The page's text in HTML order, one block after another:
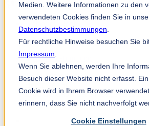
Medien. Weitere Informationen zu den
verwendeten Cookies finden Sie in
Datenschutzbestimmungen
Für rechtliche Hinweise besuchen Sie
Impressum
Wenn Sie ablehnen, werden Ihre
Besuch dieser Website nicht erfasst.
Cookie wird in Ihrem Browser
erinnern, dass Sie nicht nachverfolgt
Cookie Einstellungen
+31 10 45 999 45
TKM Diacarb B.V.
2908 LC Capelle a/d Ijssel, Países
info@tkmdiacarb.com